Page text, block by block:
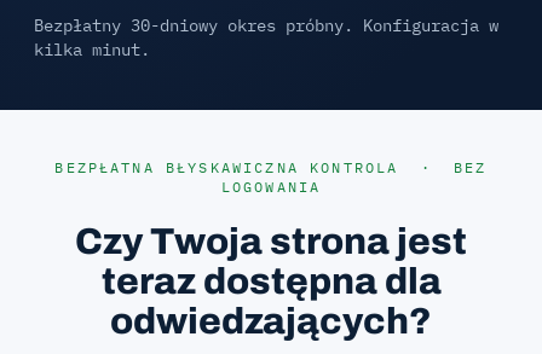
Bezpłatny 30-dniowy okres próbny. Konfiguracja w
kilka minut.
BEZPŁATNA BŁYSKAWICZNA KONTROLA · BEZ
LOGOWANIA
Czy Twoja strona jest
teraz dostępna dla
odwiedzających?